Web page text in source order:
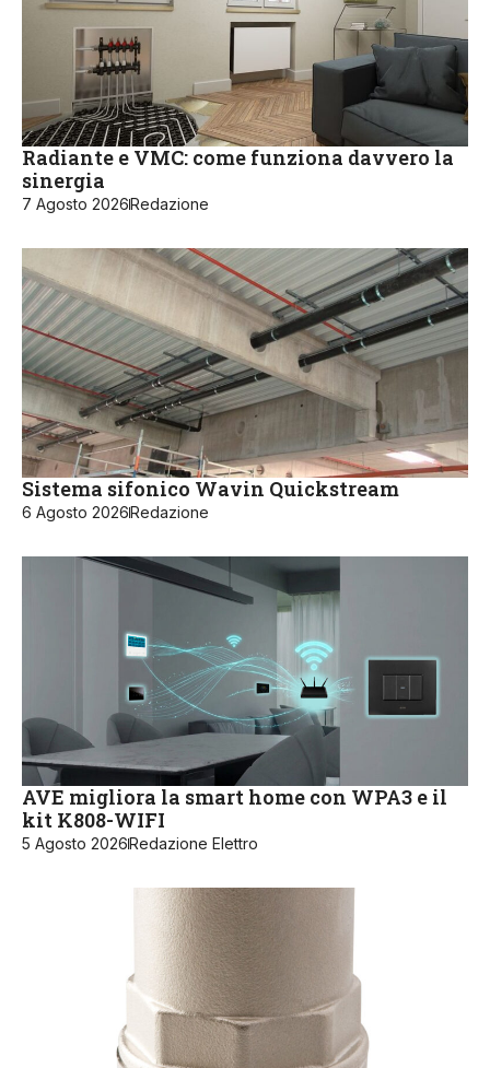
Radiante e VMC: come funziona davvero la
sinergia
7 Agosto 2026 Redazione
Sistema sifonico Wavin Quickstream
6 Agosto 2026 Redazione
AVE migliora la smart home con WPA3 e il
kit K808-WIFI
5 Agosto 2026 Redazione Elettro